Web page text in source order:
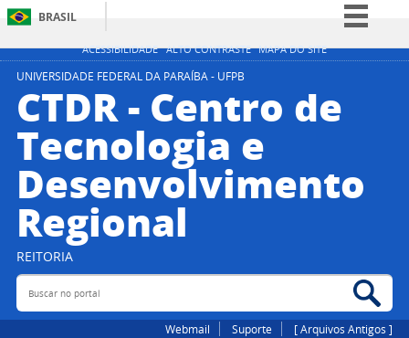
ACESSIBILIDADE ALTO CONTRASTE MAPA DO SITE
BRASIL
Simplifique!
Participe
Legislação
Canais
UNIVERSIDADE FEDERAL DA PARAÍBA - UFPB
CTDR - Centro de
Tecnologia e
Desenvolvimento
Regional
REITORIA
Buscar no portal
Webmail Suporte [ Arquivos Antigos ]